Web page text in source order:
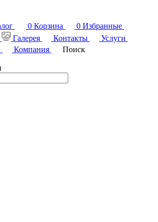
0 Корзина 0 Избранные
Галерея Контакты
Услуги
Компания
Поиск